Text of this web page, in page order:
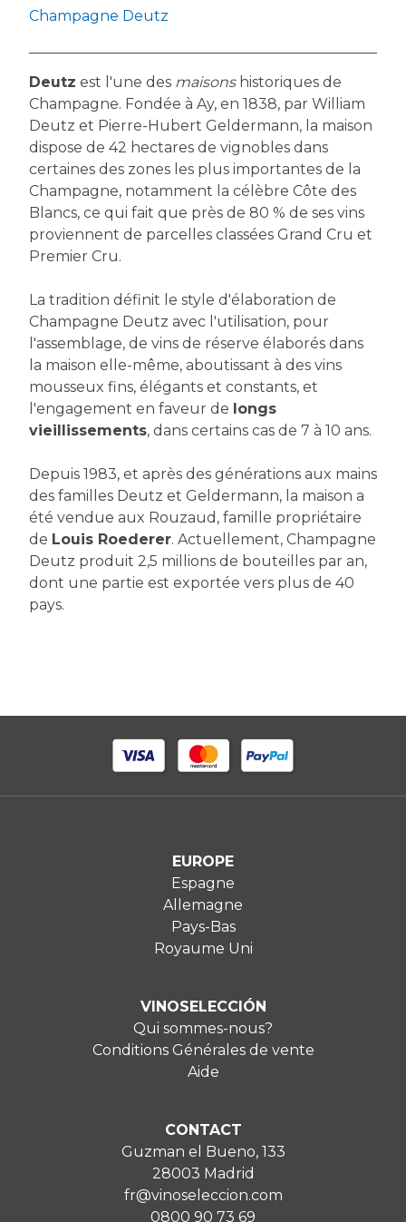
Champagne Deutz
Deutz est l'une des maisonshistoriques de
Champagne. Fondée à Ay, en 1838, par William
Deutz et Pierre-Hubert Geldermann, la maison
dispose de 42 hectares de vignobles dans
certaines des zones les plus importantes de la
Champagne, notamment la célèbre Côte des
Blancs, ce qui fait que près de 80 % de ses vins
proviennent de parcelles classées Grand Cru et
Premier Cru.
La tradition définit le style d'élaboration de
Champagne Deutz avec l'utilisation, pour
l'assemblage, de vins de réserve élaborés dans
la maison elle-même, aboutissant à des vins
mousseux fins, élégants et constants, et
l'engagement en faveur de longs
vieillissements, dans certains cas de 7 à 10 ans.
Depuis 1983, et après des générations aux mains
des familles Deutz et Geldermann, la maison a
été vendue aux Rouzaud, famille propriétaire
de Louis Roederer. Actuellement, Champagne
Deutz produit 2,5 millions de bouteilles par an,
dont une partie est exportée vers plus de 40
pays.
EUROPE
Espagne
Allemagne
Pays-Bas
Royaume Uni
VINOSELECCIÓN
Qui sommes-nous?
Conditions Générales de vente
Aide
CONTACT
Guzman el Bueno, 133
28003 Madrid
fr@vinoseleccion.com
0800 90 73 69